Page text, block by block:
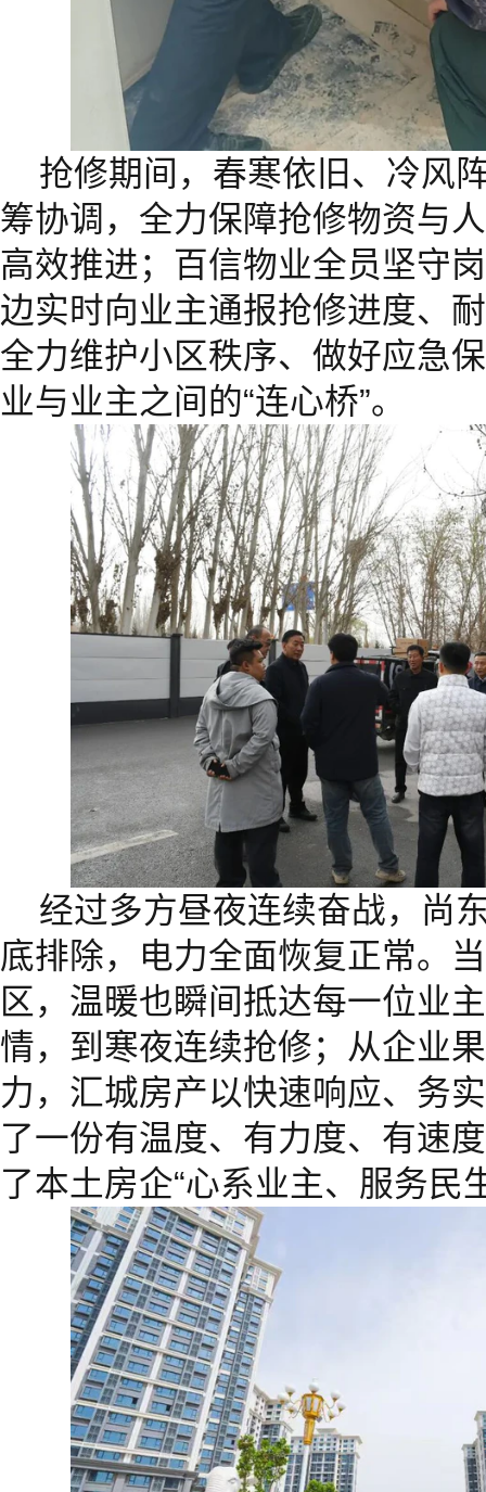
抢修期间，春寒依旧、冷风
筹协调，全力保障抢修物资与
高效推进；百信物业全员坚守
边实时向业主通报抢修进度、
全力维护小区秩序、做好应急
业与业主之间的“连心桥”。
经过多方昼夜连续奋战，尚
底排除，电力全面恢复正常。
区，温暖也瞬间抵达每一位业
情，到寒夜连续抢修；从企业
力，汇城房产以快速响应、务
了一份有温度、有力度、有速
了本土房企“心系业主、服务民